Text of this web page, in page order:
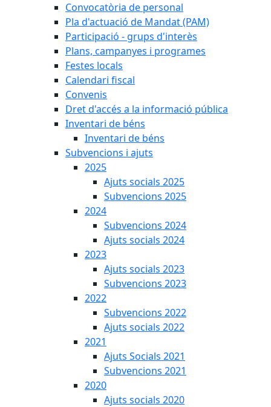
Convocatòria de personal
Pla d'actuació de Mandat (PAM)
Participació - grups d'interès
Plans, campanyes i programes
Festes locals
Calendari fiscal
Convenis
Dret d'accés a la informació pública
Inventari de béns
Inventari de béns
Subvencions i ajuts
2025
Ajuts socials 2025
Subvencions 2025
2024
Subvencions 2024
Ajuts socials 2024
2023
Ajuts socials 2023
Subvencions 2023
2022
Subvencions 2022
Ajuts socials 2022
2021
Ajuts Socials 2021
Subvencions 2021
2020
Ajuts socials 2020